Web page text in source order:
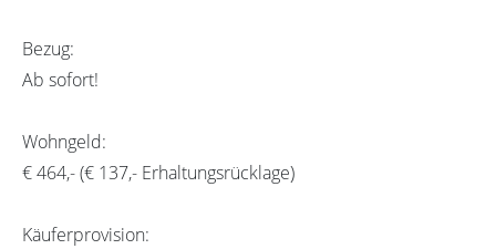
Bezug:
Ab sofort!
Wohngeld:
€ 464,- (€ 137,- Erhaltungsrücklage)
Käuferprovision: